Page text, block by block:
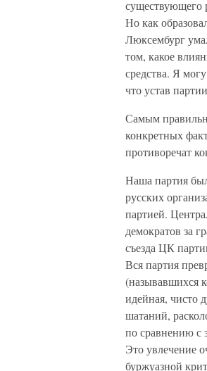
существующего
Но как
Люксембург
том, какое
средства. Я
что устав
Самым
конкретных
противоречат
Наша партия
русских
партией.
демократов за
съезда ЦК
Вся партия
(называвшихся
идейная, чисто
шатаний,
по сравнению с
Это увлечение
буржуазной